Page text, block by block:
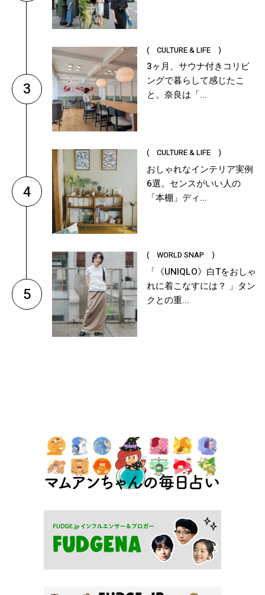
3
( CULTURE & LIFE )
3ヶ月、サウナ付きコリビ
ングで暮らして感じたこ
と。奈良は「...
4
( CULTURE & LIFE )
おしゃれなインテリア実例
6選。センスがいい人の
「本棚」ディ...
5
( WORLD SNAP )
「《UNIQLO》白Tをおしゃ
れに着こなすには？ 」タン
クとの重...